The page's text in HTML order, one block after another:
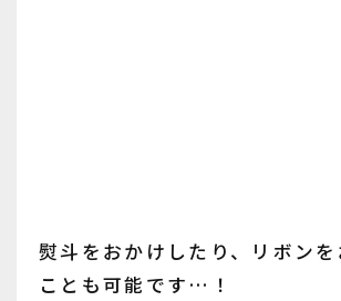
熨斗をおかけしたり、リボンを
ことも可能です…！